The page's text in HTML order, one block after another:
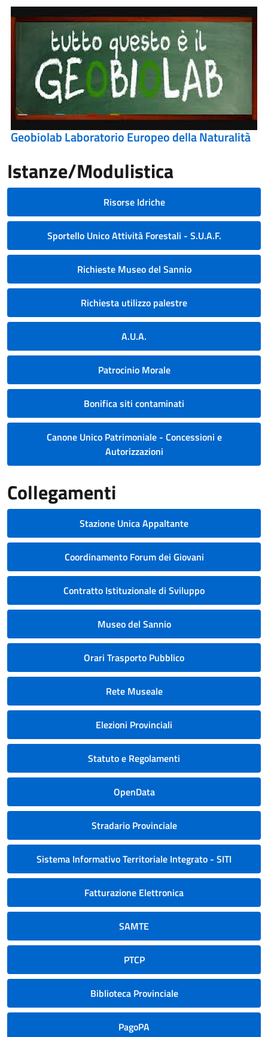
Geobiolab Laboratorio Europeo della Naturalità
Istanze/Modulistica
Risorse Idriche
Sportello Unico Attività Forestali - S.U.A.F.
Richieste Museo del Sannio
Richiesta utilizzo palestre
A.U.A.
Patrocinio Morale
Bonifica siti contaminati
Canone Unico Patrimoniale - Concessioni e
Autorizzazioni
Collegamenti
Stazione Unica Appaltante
Coordinamento Forum dei Giovani
Contratto Istituzionale di Sviluppo
Museo del Sannio
Orari Trasporto Pubblico
Rete Museale
Elezioni Provinciali
Statuto e Regolamenti
OpenData
Stradario Provinciale
Sistema Informativo Territoriale Integrato - SITI
Fatturazione Elettronica
SAMTE
PTCP
Biblioteca Provinciale
PagoPA